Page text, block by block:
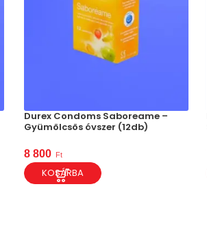
Durex Condoms Saboreame –
Gyümölcsös óvszer (12db)
8 800 Ft
KOSÁRBA